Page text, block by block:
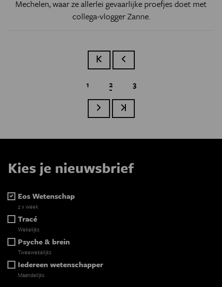
Mechelen, waar ze allerlei gevaarlijke proefjes doet met
collega-vlogger Zanne.
Paginatie
Eerste paginaVorige pagina
Page
1 Huidige pagina
2 Page
3
Volgende paginaLaatste pagina
Kies je nieuwsbrief
Eos Wetenschap
2 x week
Tracé
Wekelijks
Psyche & brein
Tweewekelijks
Iedereen wetenschapper
Maandelijks